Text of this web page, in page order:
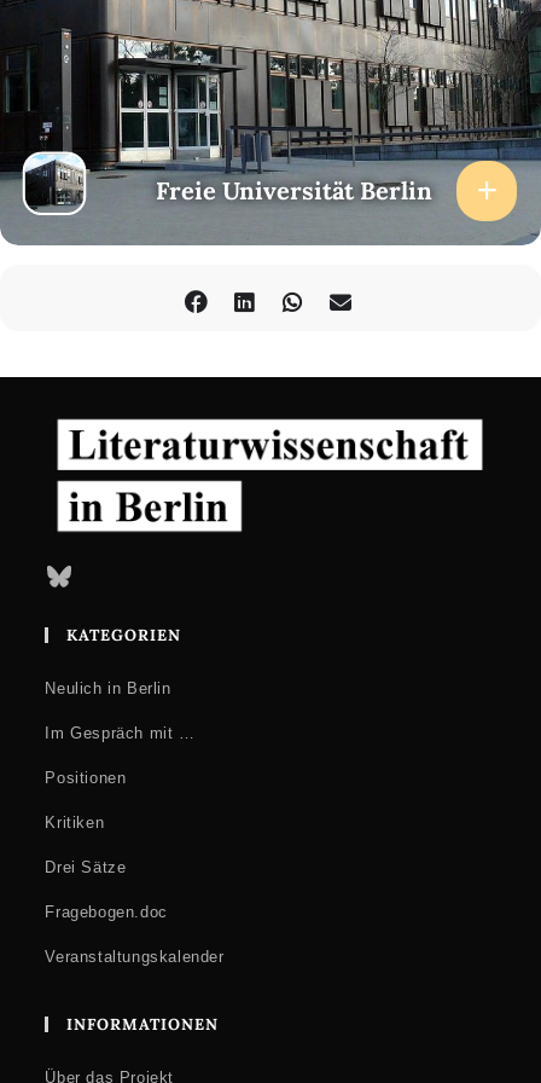
Freie Universität Berlin
Bluesky
KATEGORIEN
Neulich in Berlin
Im Gespräch mit …
Positionen
Kritiken
Drei Sätze
Fragebogen.doc
Veranstaltungskalender
INFORMATIONEN
Über das Projekt